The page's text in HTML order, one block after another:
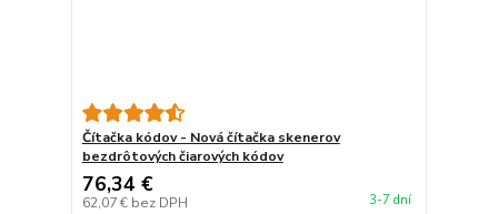
Čítačka kódov - Nová čítačka skenerov
bezdrôtových čiarových kódov
76,34 €
62,07 € bez DPH 3-7 dní